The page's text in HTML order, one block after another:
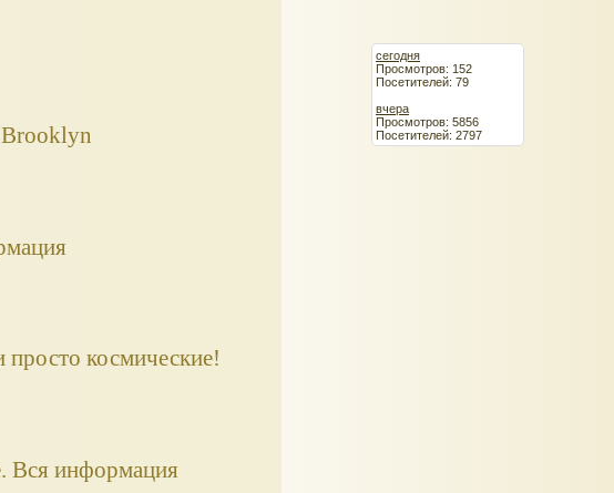
Brooklyn
космические!
информация
сегодня
Просмотров: 152
Посетителей: 79
вчера
Просмотров: 5856
Посетителей: 2797